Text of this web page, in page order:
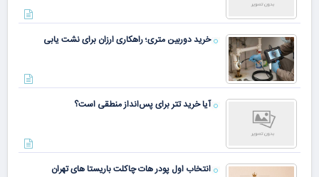
خرید دوربین متری؛ راهکاری ارزان برای نشت یابی
آیا خرید تتر برای پس‌انداز منطقی است؟
انتخاب اول پودر هات چاکلت باریستا های تهران